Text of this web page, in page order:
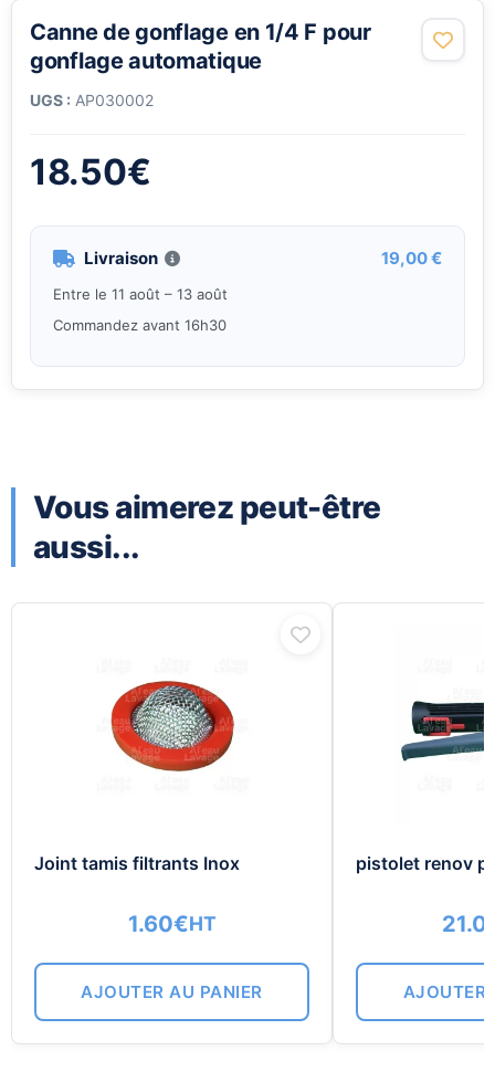
Canne de gonflage en 1/4 F pour
gonflage automatique
UGS : AP030002
18.50€
Livraison 19,00 €
Entre le 11 août – 13 août
Commandez avant 16h30
Vous aimerez peut-être
aussi...
Joint tamis filtrants Inox
1.60€HT
AJOUTER AU PANIER
pistolet renov
AJOUTER